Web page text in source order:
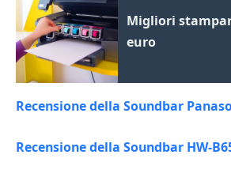
Migliori
euro
Recensione della Soundbar
Recensione della Soundbar HW-